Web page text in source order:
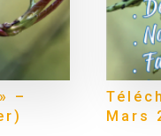
–
Mars